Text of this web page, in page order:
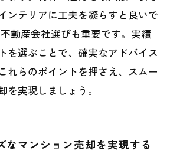
ンテリアに工夫を凝らすと良いで
動産会社選びも重要です。実績
を選ぶことで、確実なアドバイス
れらのポイントを押さえ、スムー
を実現しましょう。
なマンション売却を実現する